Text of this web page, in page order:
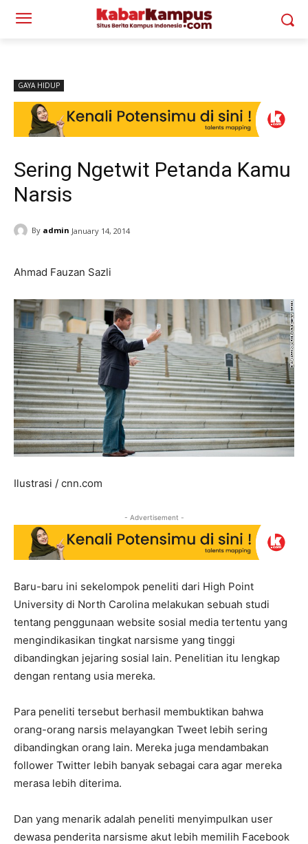
GAYA HIDUP
Sering Ngetwit Petanda Kamu
Narsis
By admin January 14, 2014
Ahmad Fauzan Sazli
Ilustrasi / cnn.com
- Advertisement -
Baru-baru ini sekelompok peneliti dari High Point
University di North Carolina melakukan sebuah studi
tentang penggunaan website sosial media tertentu yang
mengindikasikan tingkat narsisme yang tinggi
dibandingkan jejaring sosial lain. Penelitian itu lengkap
dengan rentang usia mereka.
Para peneliti tersebut berhasil membuktikan bahwa
orang-orang narsis melayangkan Tweet lebih sering
dibandingkan orang lain. Mereka juga mendambakan
follower Twitter lebih banyak sebagai cara agar mereka
merasa lebih diterima.
Dan yang menarik adalah peneliti menyimpulkan user
dewasa penderita narsisme akut lebih memilih Facebook